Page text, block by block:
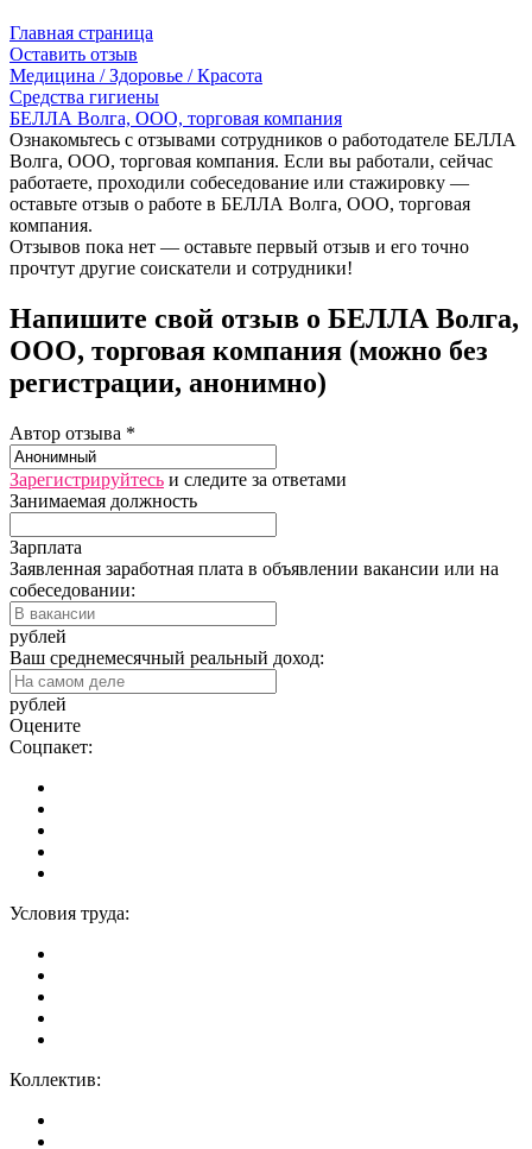
Главная страница
Оставить отзыв
Медицина / Здоровье / Красота
Средства гигиены
БЕЛЛА Волга, ООО, торговая компания
Ознакомьтесь с отзывами сотрудников о работодателе БЕЛЛА
Волга, ООО, торговая компания. Если вы работали, сейчас
работаете, проходили собеседование или стажировку —
оставьте отзыв о работе в БЕЛЛА Волга, ООО, торговая
компания.
Отзывов пока нет — оставьте первый отзыв и его точно
прочтут другие соискатели и сотрудники!
Напишите свой отзыв о БЕЛЛА Волга,
ООО, торговая компания (можно без
регистрации, анонимно)
Автор отзыва *
Зарегистрируйтесь и следите за ответами
Занимаемая должность
Зарплата
Заявленная заработная плата в объявлении вакансии или на
собеседовании:
рублей
Ваш среднемесячный реальный доход:
рублей
Оцените
Соцпакет:
Условия труда:
Коллектив: